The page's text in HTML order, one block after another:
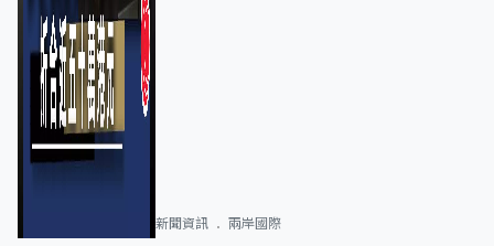
新聞資訊 兩岸國際